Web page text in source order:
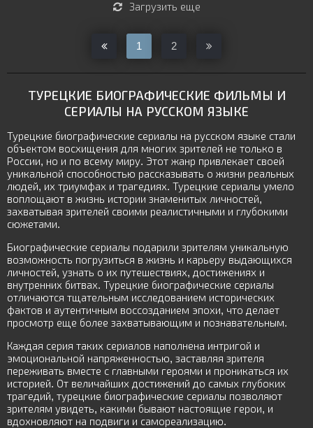
ТУРЕЦКИЕ БИОГРАФИЧЕСКИЕ ФИЛЬМЫ И
СЕРИАЛЫ НА РУССКОМ ЯЗЫКЕ
Турецкие биографические сериалы на русском языке стали
объектом восхищения для многих зрителей не только в
России, но и по всему миру. Этот жанр привлекает своей
уникальной способностью рассказывать о жизни реальных
людей, их триумфах и трагедиях. Турецкие сериалы умело
воплощают в жизнь истории знаменитых личностей,
захватывая зрителей своими реалистичными и глубокими
сюжетами.
Биографические сериалы подарили зрителям уникальную
возможность погрузиться в жизнь и карьеру выдающихся
личностей, узнать о их путешествиях, достижениях и
внутренних битвах. Турецкие биографические сериалы
отличаются тщательным исследованием исторических
фактов и аутентичным воссозданием эпохи, что делает
просмотр еще более захватывающим и познавательным.
Каждая серия таких сериалов наполнена интригой и
эмоциональной напряженностью, заставляя зрителя
переживать вместе с главными героями и проникаться их
историей. От величайших достижений до самых глубоких
трагедий, турецкие биографические сериалы позволяют
зрителям увидеть, какими бывают настоящие герои, и
вдохновляют на подвиги и самореализацию.
Загрузить еще
1 2